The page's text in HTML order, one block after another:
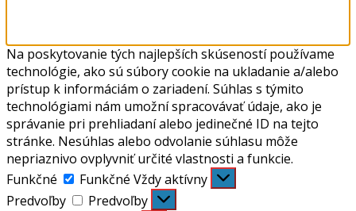
Na poskytovanie tých najlepších skúseností používame
technológie, ako sú súbory cookie na ukladanie a/alebo
prístup k informáciám o zariadení. Súhlas s týmito
technológiami nám umožní spracovávať údaje, ako je
správanie pri prehliadaní alebo jedinečné ID na tejto
stránke. Nesúhlas alebo odvolanie súhlasu môže
nepriaznivo ovplyvniť určité vlastnosti a funkcie.
Funkčné
Funkčné Vždy aktívny
Predvoľby
Predvoľby